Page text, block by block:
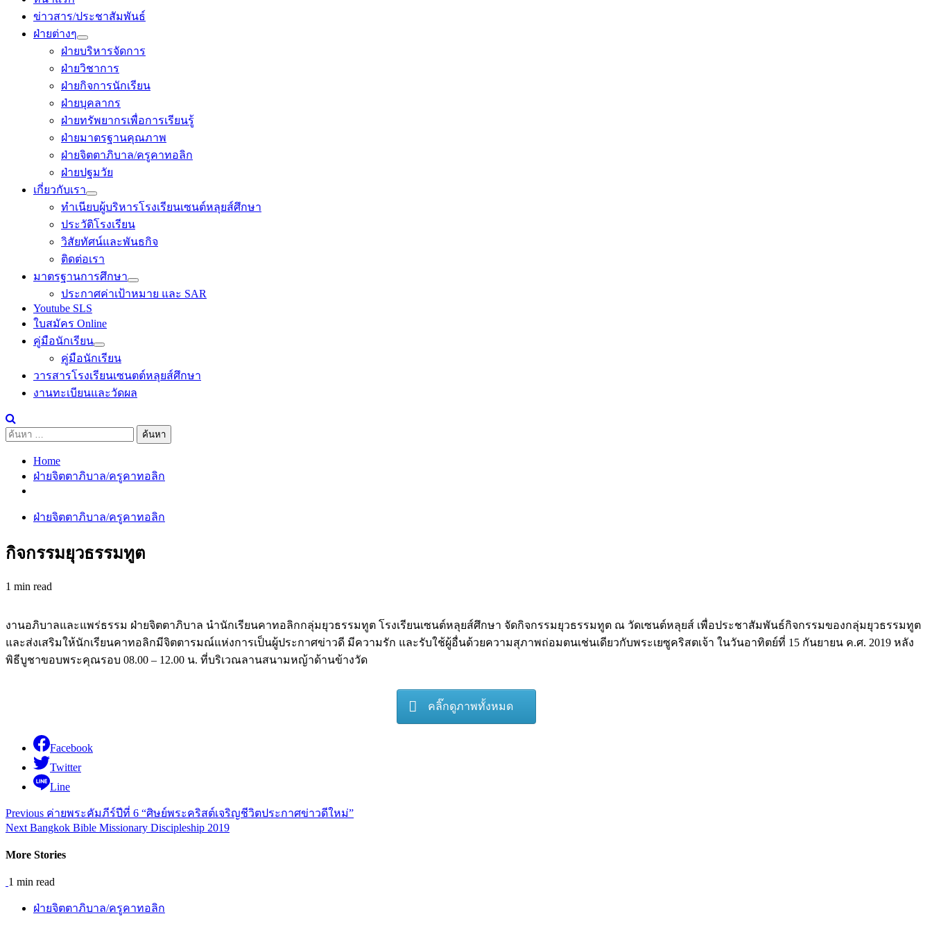
ข่าวสาร/ประชาสัมพันธ์
ฝ่ายต่างๆ
ฝ่ายบริหารจัดการ
ฝ่ายวิชาการ
ฝ่ายกิจการนักเรียน
ฝ่ายบุคลากร
ฝ่ายทรัพยากรเพื่อการเรียนรู้
ฝ่ายมาตรฐานคุณภาพ
ฝ่ายจิตตาภิบาล/ครูคาทอลิก
ฝ่ายปฐมวัย
เกี่ยวกับเรา
ทำเนียบผู้บริหารโรงเรียนเซนต์หลุยส์ศึกษา
ประวัติโรงเรียน
วิสัยทัศน์และพันธกิจ
ติดต่อเรา
มาตรฐานการศึกษา
ประกาศค่าเป้าหมาย และ SAR
Youtube SLS
ใบสมัคร Online
คู่มือนักเรียน
คู่มือนักเรียน
วารสารโรงเรียนเซนตต์หลุยส์ศึกษา
งานทะเบียนและวัดผล
ค้นหา
Home
ฝ่ายจิตตาภิบาล/ครูคาทอลิก
ฝ่ายจิตตาภิบาล/ครูคาทอลิก
กิจกรรมยุวธรรมทูต
1 min read
งานอภิบาลและแพร่ธรรม ฝ่ายจิตตาภิบาล นำนักเรียนคาทอลิกกลุ่มยุวธรรมทูต โรงเรียนเซนต์หลุยส์ศึกษา จัดกิจกรรมยุวธรรมทูต ณ วัดเซนต์หลุยส์ เพื่อประชาสัมพันธ์กิจกรรมของกลุ่มยุวธรรมทูต
และส่งเสริมให้นักเรียนคาทอลิกมีจิตตารมณ์แห่งการเป็นผู้ประกาศข่าวดี มีความรัก และรับใช้ผู้อื่นด้วยความสุภาพถ่อมตนเช่นเดียวกับพระเยซูคริสตเจ้า ในวันอาทิตย์ที่ 15 กันยายน ค.ศ. 2019 หลัง
พิธีบูชาขอบพระคุณรอบ 08.00 – 12.00 น. ที่บริเวณลานสนามหญ้าด้านข้างวัด
คลิ๊กดูภาพทั้งหมด
Facebook
Twitter
Line
Continue
Reading
Previous ค่ายพระคัมภีร์ปีที่ 6 “ศิษย์พระคริสต์เจริญชีวิตประกาศข่าวดีใหม่”
Next Bangkok Bible Missionary Discipleship 2019
More Stories
1 min read
ฝ่ายจิตตาภิบาล/ครูคาทอลิก